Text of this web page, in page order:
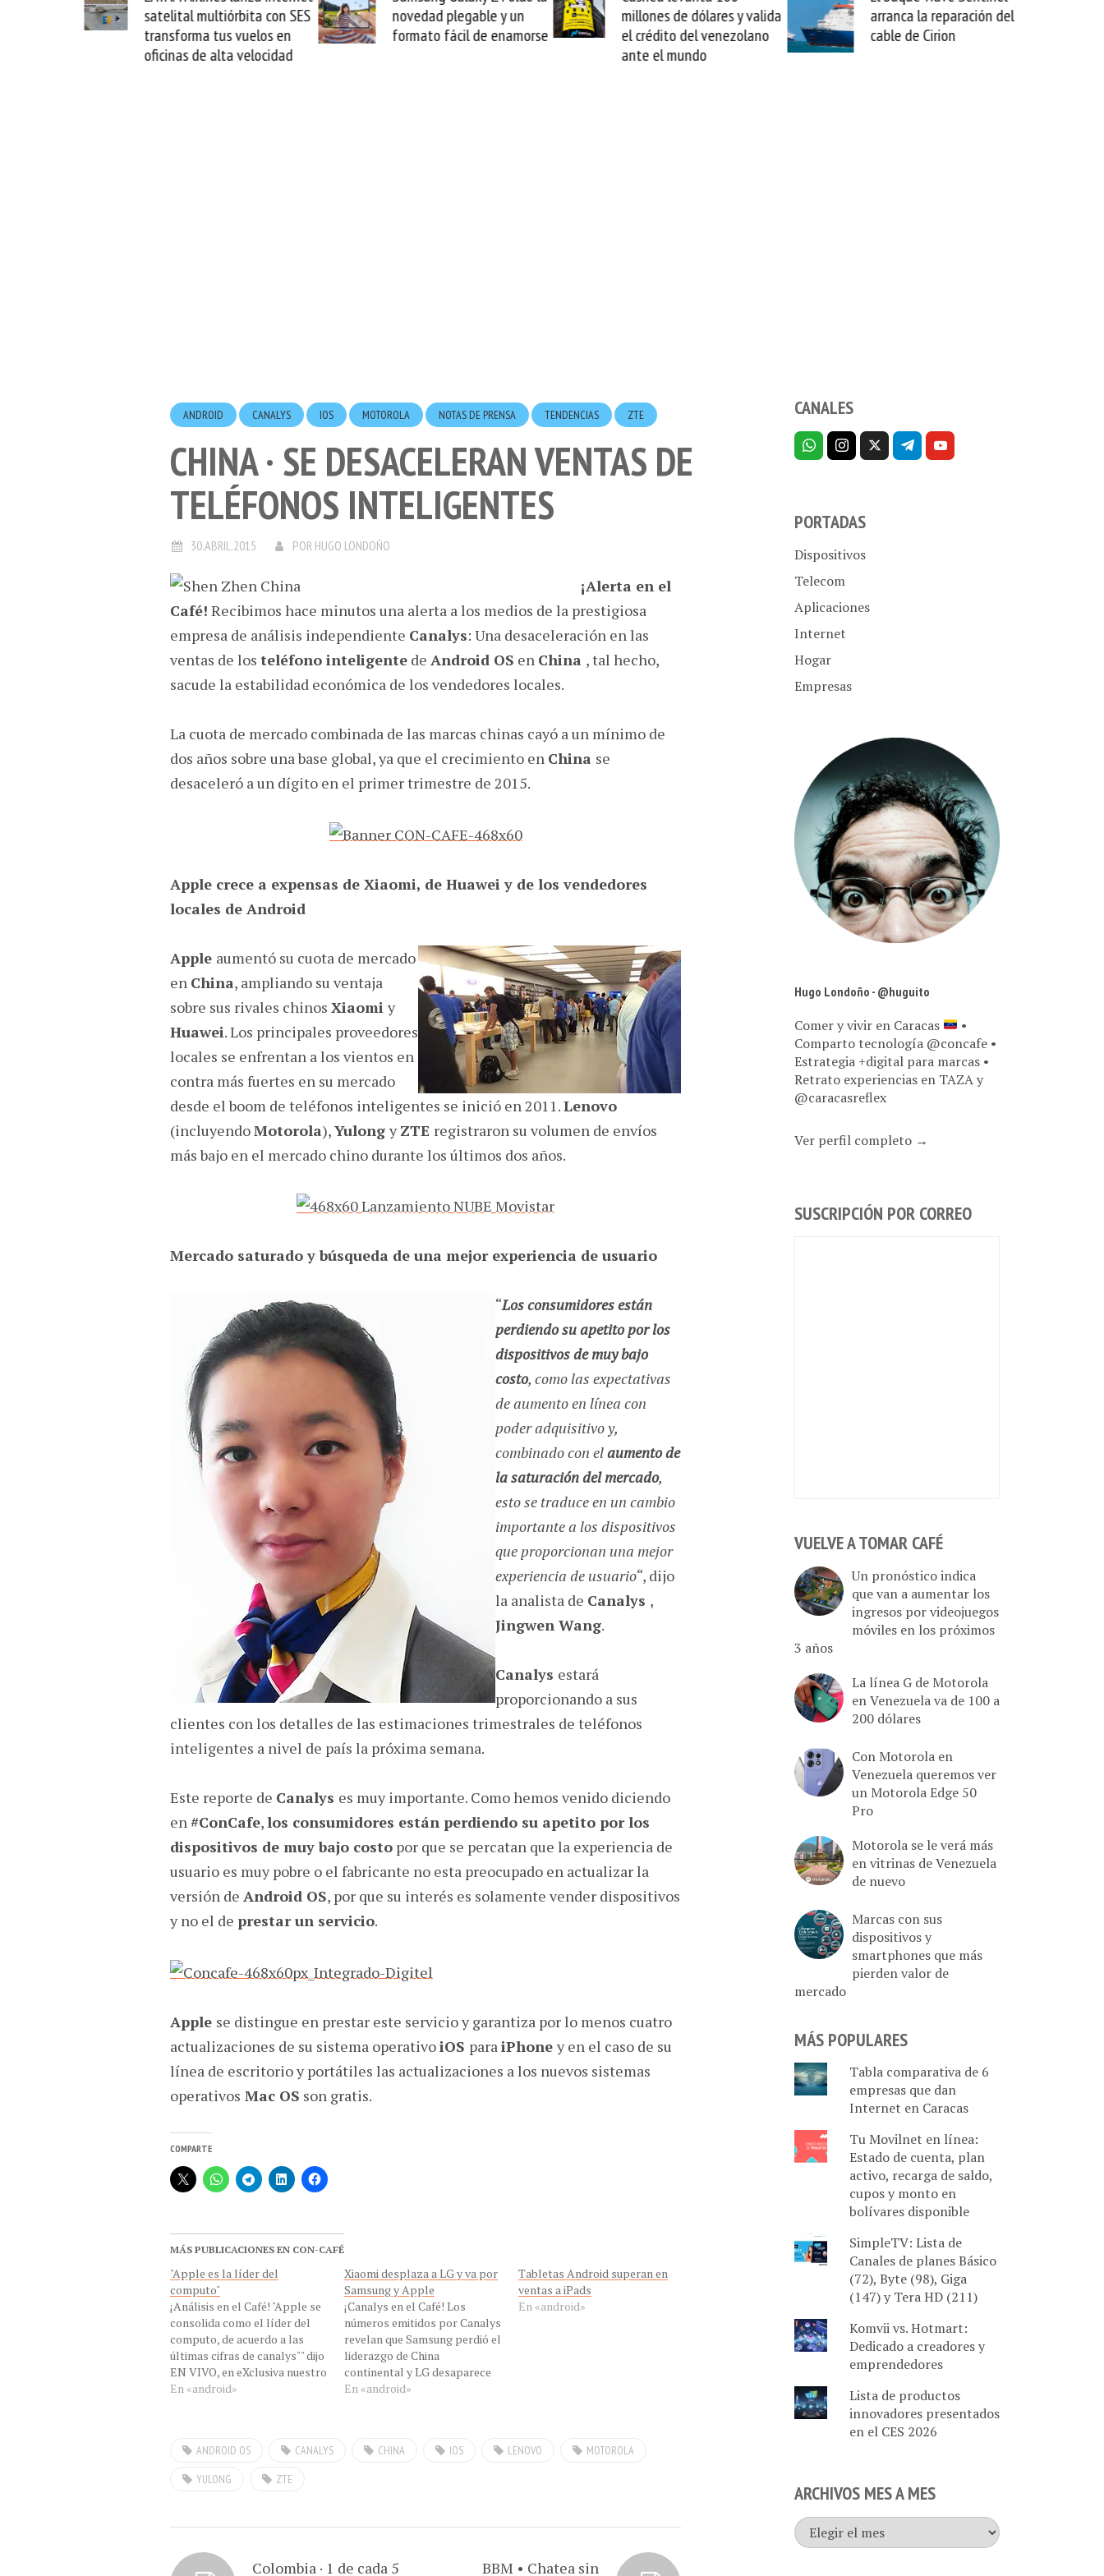
satelital multiórbita con SES
transforma tus vuelos en
oficinas de alta velocidad
novedad plegable y un
formato fácil de enamorse
millones de dólares y valida
el crédito del venezolano
ante el mundo
arranca la reparación del
cable de Cirion
ANDROID CANALYS IOS MOTOROLA NOTAS DE PRENSA TENDENCIAS ZTE
CHINA · SE DESACELERAN VENTAS DE
TELÉFONOS INTELIGENTES
30.ABRIL.2015 POR HUGO LONDOÑO
¡Alerta en el
Café! Recibimos hace minutos una alerta a los medios de la prestigiosa
empresa de análisis independiente Canalys: Una desaceleración en las
ventas de los teléfono inteligente de Android OS en China , tal hecho,
sacude la estabilidad económica de los vendedores locales.
La cuota de mercado combinada de las marcas chinas cayó a un mínimo de
dos años sobre una base global, ya que el crecimiento en China se
desaceleró a un dígito en el primer trimestre de 2015.
Apple crece a expensas de Xiaomi, de Huawei y de los vendedores
locales de Android
Apple aumentó su cuota de mercado
en China, ampliando su ventaja
sobre sus rivales chinos Xiaomi y
Huawei. Los principales proveedores
locales se enfrentan a los vientos en
contra más fuertes en su mercado
desde el boom de teléfonos inteligentes se inició en 2011.Lenovo
(incluyendoMotorola),Yulong yZTE registraron su volumen de envíos
más bajo en el mercado chino durante los últimos dos años.
Mercado saturado y búsqueda de una mejor experiencia de usuario
“Los consumidores están
perdiendo su apetito por los
dispositivos de muy bajo
costo, como las expectativas
de aumento en línea con
poder adquisitivo y,
combinado con elaumento de
la saturación del mercado,
esto se traduce en un cambio
importante a los dispositivos
que proporcionan una mejor
experiencia de usuario“, dijo
la analista de Canalys ,
Jingwen Wang.
Canalys estará
proporcionando a sus
clientes con los detalles de las estimaciones trimestrales de teléfonos
inteligentes a nivel de país la próxima semana.
Este reporte de Canalys es muy importante. Como hemos venido diciendo
en #ConCafe,los consumidores están perdiendo su apetito por los
dispositivos de muy bajo costo por que se percatan que la experiencia de
usuario es muy pobre o el fabricante no esta preocupado en actualizar la
versión de Android OS, por que su interés es solamente vender dispositivos
y no el de prestar un servicio.
Apple se distingue en prestar este servicio y garantiza por lo menos cuatro
actualizaciones de su sistema operativoiOS para iPhone y en el caso de su
línea de escritorio y portátiles las actualizaciones a los nuevos sistemas
operativos Mac OS son gratis.
COMPARTE
MÁS PUBLICACIONES EN CON-CAFÉ
"Apple es la líder del
computo"
¡Análisis en el Café! "Apple se
consolida como el líder del
computo, de acuerdo a las
últimas cifras de canalys"" dijo
EN VIVO, en eXclusiva nuestro
invitado EN VIVO el Ing. Jesús
las últimas tendencias de
En «android»
Xiaomi desplaza a LG y va por
Samsung y Apple
¡Canalys en el Café! Los
números emitidos por Canalys
revelan que Samsung perdió el
liderazgo de China
continental y LG desaparece
del cuadro de honor de los
detectado de manera
En «android»
Tabletas Android superan en
ventas a iPads
En «android»
ANDROID OS CANALYS CHINA IOS LENOVO
MOTOROLA
YULONG
ZTE
Colombia · 1 de cada 5 BBM • Chatea sin
CANALES
PORTADAS
Dispositivos
Telecom
Aplicaciones
Internet
Hogar
Empresas
Hugo Londoño - @huguito
Comer y vivir en Caracas
•
Comparto tecnología @concafe •
Estrategia +digital para marcas •
Retrato experiencias en TAZA y
@caracasreflex
Ver perfil completo →
SUSCRIPCIÓN POR CORREO
VUELVE A TOMAR CAFÉ
Un pronóstico indica
que van a aumentar los
ingresos por videojuegos
móviles en los próximos
3 años
La línea G de Motorola
en Venezuela va de 100 a
200 dólares
Con Motorola en
Venezuela queremos ver
un Motorola Edge 50
Pro
Motorola se le verá más
en vitrinas de Venezuela
de nuevo
Marcas con sus
dispositivos y
smartphones que más
pierden valor de
mercado
MÁS POPULARES
Tabla comparativa de 6
empresas que dan
Internet en Caracas
Tu Movilnet en línea:
Estado de cuenta, plan
activo, recarga de saldo,
cupos y monto en
bolívares disponible
SimpleTV: Lista de
Canales de planes Básico
(72), Byte (98), Giga
(147) y Tera HD (211)
Komvii vs. Hotmart:
Dedicado a creadores y
emprendedores
Lista de productos
innovadores presentados
en el CES 2026
ARCHIVOS MES A MES
Archivos
mes